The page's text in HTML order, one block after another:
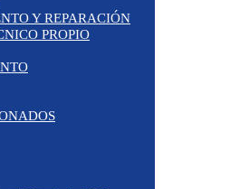
Y REPARACIÓN
PROPIO